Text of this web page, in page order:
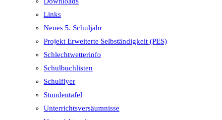
Links
Neues 5. Schuljahr
Projekt Erweiterte Selbständigkeit (PES)
Schlechtwetterinfo
Schulbuchlisten
Schulflyer
Stundentafel
Unterrichtsversäumnisse